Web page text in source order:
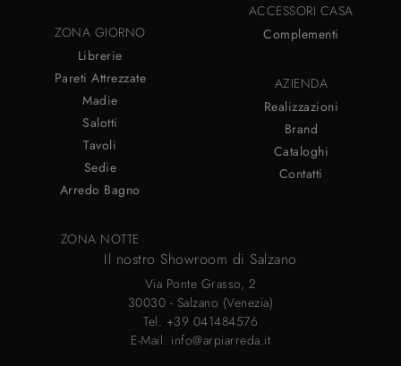
ZONA GIORNO
Librerie
Pareti Attrezzate
Madie
Salotti
Tavoli
Sedie
Arredo Bagno
ZONA NOTTE
ACCESSORI CASA
Complementi
AZIENDA
Realizzazioni
Brand
Cataloghi
Contatti
Il nostro Showroom di Salzano
Via Ponte Grasso, 2
30030 - Salzano (Venezia)
Tel. +39 041484576
E-Mail. info@arpiarreda.it